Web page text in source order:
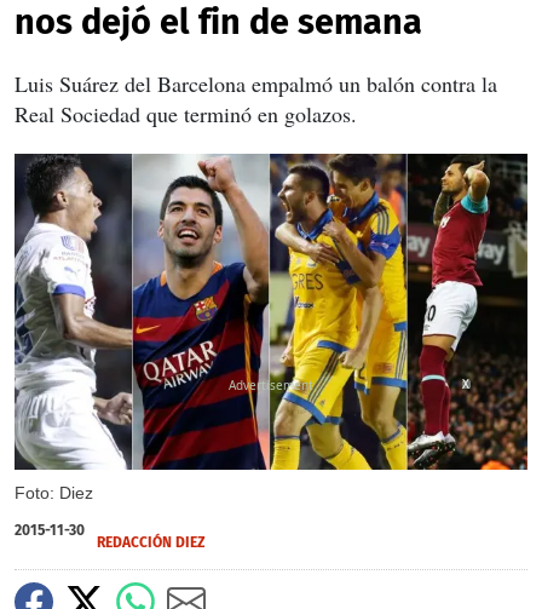
nos dejó el fin de semana
Luis Suárez del Barcelona empalmó un balón contra la
Real Sociedad que terminó en golazos.
Foto: Diez
X
2015-11-30
REDACCIÓN DIEZ